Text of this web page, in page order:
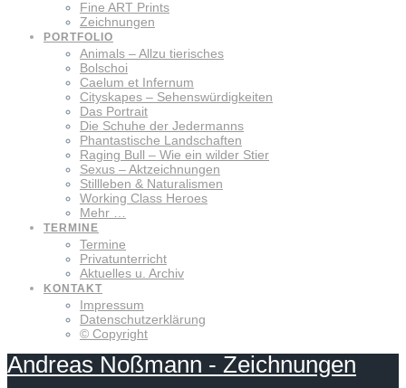
Fine ART Prints
Zeichnungen
PORTFOLIO
Animals – Allzu tierisches
Bolschoi
Caelum et Infernum
Cityskapes – Sehenswürdigkeiten
Das Portrait
Die Schuhe der Jedermanns
Phantastische Landschaften
Raging Bull – Wie ein wilder Stier
Sexus – Aktzeichnungen
Stillleben & Naturalismen
Working Class Heroes
Mehr …
TERMINE
Termine
Privatunterricht
Aktuelles u. Archiv
KONTAKT
Impressum
Datenschutzerklärung
© Copyright
Andreas Noßmann - Zeichnungen